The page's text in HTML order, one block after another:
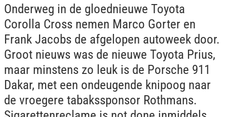
Onderweg in de gloednieuwe Toyota
Corolla Cross nemen Marco Gorter en
Frank Jacobs de afgelopen autoweek door.
Groot nieuws was de nieuwe Toyota Prius,
maar minstens zo leuk is de Porsche 911
Dakar, met een ondeugende knipoog naar
de vroegere tabakssponsor Rothmans.